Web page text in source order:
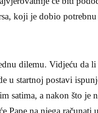
koji je dobio
dilemu. Vidjeću da
u startnoj postavi
satima, a nakon što je